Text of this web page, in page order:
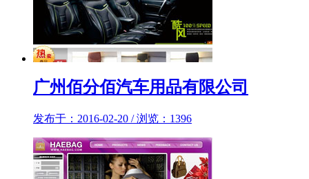
广州佰分佰汽车用品有限公司
发布于：2016-02-20 / 浏览：1396